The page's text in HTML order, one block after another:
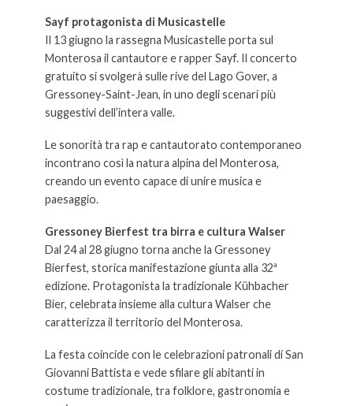
Sayf protagonista di Musicastelle
Il 13 giugno la rassegna Musicastelle porta sul
Monterosa il cantautore e rapper Sayf. Il concerto
gratuito si svolgerà sulle rive del Lago Gover, a
Gressoney-Saint-Jean, in uno degli scenari più
suggestivi dell’intera valle.
Le sonorità tra rap e cantautorato contemporaneo
incontrano così la natura alpina del Monterosa,
creando un evento capace di unire musica e
paesaggio.
Gressoney Bierfest tra birra e cultura Walser
Dal 24 al 28 giugno torna anche la Gressoney
Bierfest, storica manifestazione giunta alla 32ª
edizione. Protagonista la tradizionale Kühbacher
Bier, celebrata insieme alla cultura Walser che
caratterizza il territorio del Monterosa.
La festa coincide con le celebrazioni patronali di San
Giovanni Battista e vede sfilare gli abitanti in
costume tradizionale, tra folklore, gastronomia e